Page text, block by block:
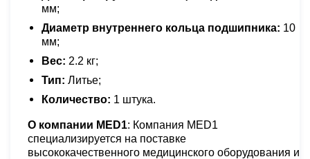
мм;
Диаметр внутреннего кольца подшипника: 10
мм;
Вес: 2.2 кг;
Тип: Литье;
Количество: 1 штука.
О компании MED1: Компания MED1
специализируется на поставке
высококачественного медицинского оборудования и